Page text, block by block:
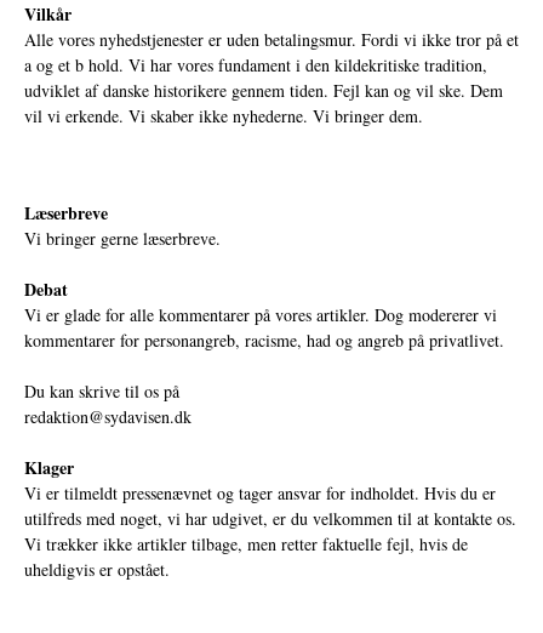
Vilkår
Alle vores nyhedstjenester er uden betalingsmur. Fordi vi ikke tror på et
a og et b hold. Vi har vores fundament i den kildekritiske tradition,
udviklet af danske historikere gennem tiden. Fejl kan og vil ske. Dem
vil vi erkende. Vi skaber ikke nyhederne. Vi bringer dem.
Læserbreve
Vi bringer gerne læserbreve.
Debat
Vi er glade for alle kommentarer på vores artikler. Dog modererer vi
kommentarer for personangreb, racisme, had og angreb på privatlivet.
Du kan skrive til os på
redaktion@sydavisen.dk
Klager
Vi er tilmeldt pressenævnet og tager ansvar for indholdet. Hvis du er
utilfreds med noget, vi har udgivet, er du velkommen til at kontakte os.
Vi trækker ikke artikler tilbage, men retter faktuelle fejl, hvis de
uheldigvis er opstået.